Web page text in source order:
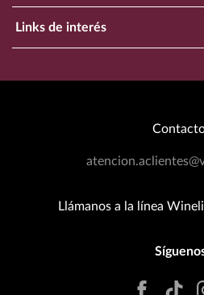
Nuestra Empresa
Facturación clientes tienda física
Links de interés
T&C Dinámica Fútbol
Llámanos a la línea